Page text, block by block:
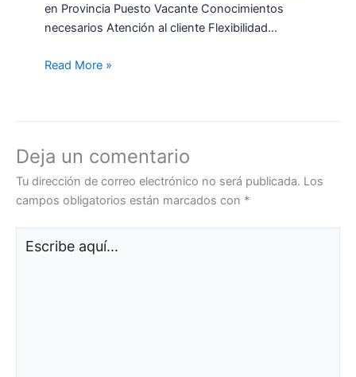
en Provincia Puesto Vacante Conocimientos
necesarios Atención al cliente Flexibilidad…
Read More »
Deja un comentario
Tu dirección de correo electrónico no será publicada. Los
campos obligatorios están marcados con *
aquí...